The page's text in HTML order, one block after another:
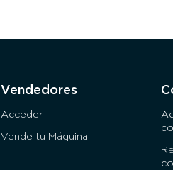
Vendedores
Acceder
Vende tu Máquina